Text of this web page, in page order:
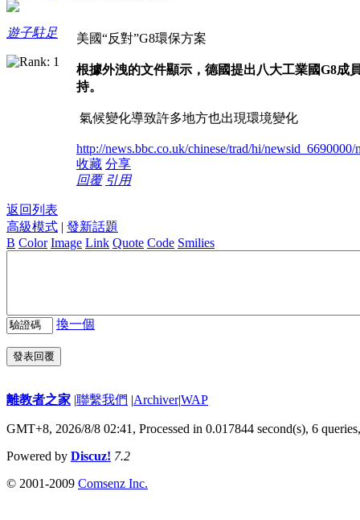
遊子駐足 美國“反對”G8環保方案
根據外洩的文件顯示，德國提出八大工業國G8成
持。
氣候變化導致許多地方也出現環境變化
http://news.bbc.co.uk/chinese/trad/hi/
收藏 分享
回覆 引用
返回列表
高級模式 | 發新話題
B Color Image Link Quote Code Smilies
換一個
發表回覆
離教者之家 |聯繫我們 |Archiver|WAP
GMT+8, 2026/8/8 02:41, Processed in 0.017844 second(s), 6
Powered by Discuz! 7.2
© 2001-2009 Comsenz Inc.